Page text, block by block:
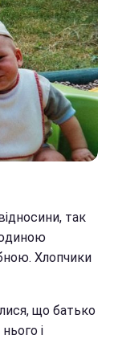
так
Хлопчики
що батько
і